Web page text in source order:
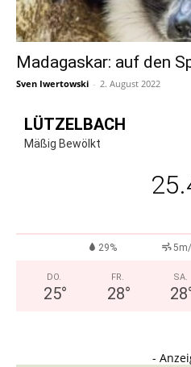
Madagaskar: auf den
Sven Iwertowski - 2. August 2022
LÜTZELBACH
Mäßig Bewölkt
29%
DO.
25°
FR.
28°
SA.
28
-